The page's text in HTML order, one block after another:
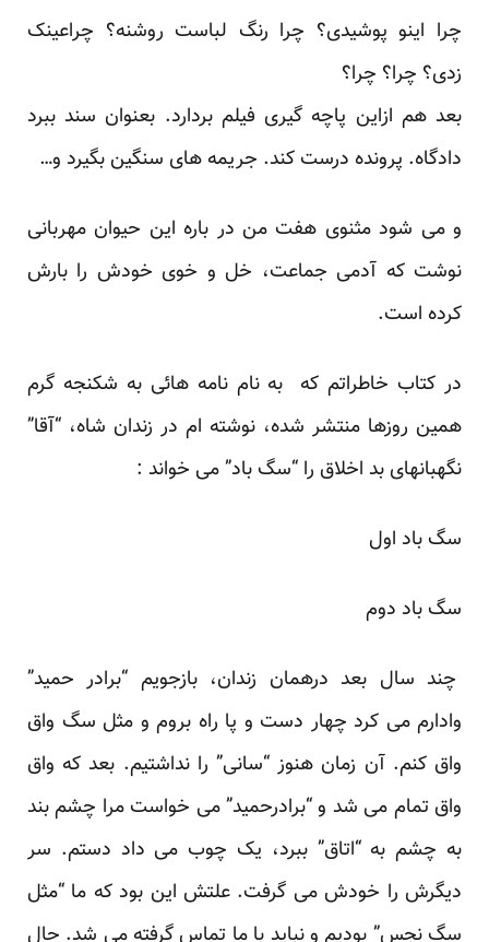
چرا اینو پوشیدی؟ چرا رنگ لباست روشنه؟ چراعینک
زدی؟ چرا؟ چرا؟
بعد هم ازاین پاچه گیری فیلم بردارد. بعنوان سند ببرد
دادگاه. پرونده درست کند. جریمه های سنگین بگیرد و…
و می شود مثنوی هفت من در باره این حیوان مهربانی
نوشت که آدمی جماعت، خل و خوی خودش را بارش
کرده است.
در کتاب خاطراتم که به نامنامه هائی به شکنجه گرم
همین روزها منتشر شده، نوشته ام در زندان شاه، “آقا”
نگهبانهای بد اخلاق را “سگ باد” می خواند :
سگ باد اول
سگ باد دوم
چند سال بعد درهمان زندان، بازجویم “برادر حمید”
وادارم می کرد چهار دست و پا راه بروم و مثل سگ واق
واق کنم. آن زمان هنوز “سانی” را نداشتیم. بعد که واق
واق تمام می شد و “برادرحمید” می خواست مرا چشم بند
به چشم به “اتاق” ببرد، یک چوب می داد دستم. سر
دیگرش را خودش می گرفت. علتش این بود که ما “مثل
سگ نجس” بودیم و نباید با ما تماس گرفته می شد. حال